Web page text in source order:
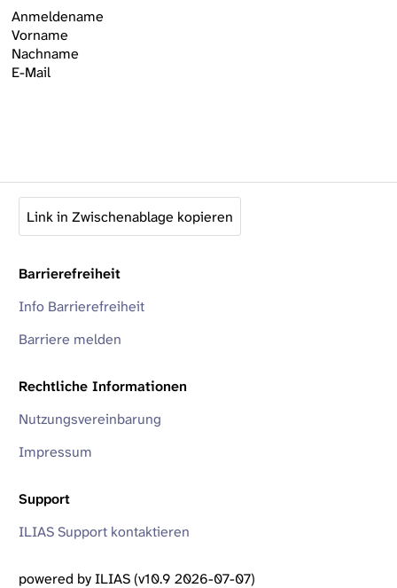
Anmeldename
Vorname
Nachname
E-Mail
Link in Zwischenablage kopieren
Barrierefreiheit
Info Barrierefreiheit
Barriere melden
Rechtliche Informationen
Nutzungsvereinbarung
Impressum
Support
ILIAS Support kontaktieren
powered by ILIAS (v10.9 2026-07-07)